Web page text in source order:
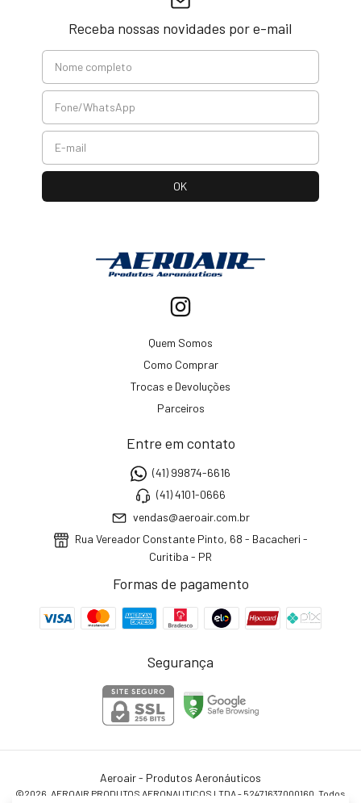
Receba nossas novidades por e-mail
Quem Somos
Como Comprar
Trocas e Devoluções
Parceiros
Entre em contato
(41) 99874-6616
(41) 4101-0666
vendas@aeroair.com.br
Rua Vereador Constante Pinto, 68 - Bacacheri -
Curitiba - PR
Formas de pagamento
Segurança
Aeroair - Produtos Aeronáuticos
©2026. AEROAIR PRODUTOS AERONAUTICOS LTDA - 52471637000160. Todos